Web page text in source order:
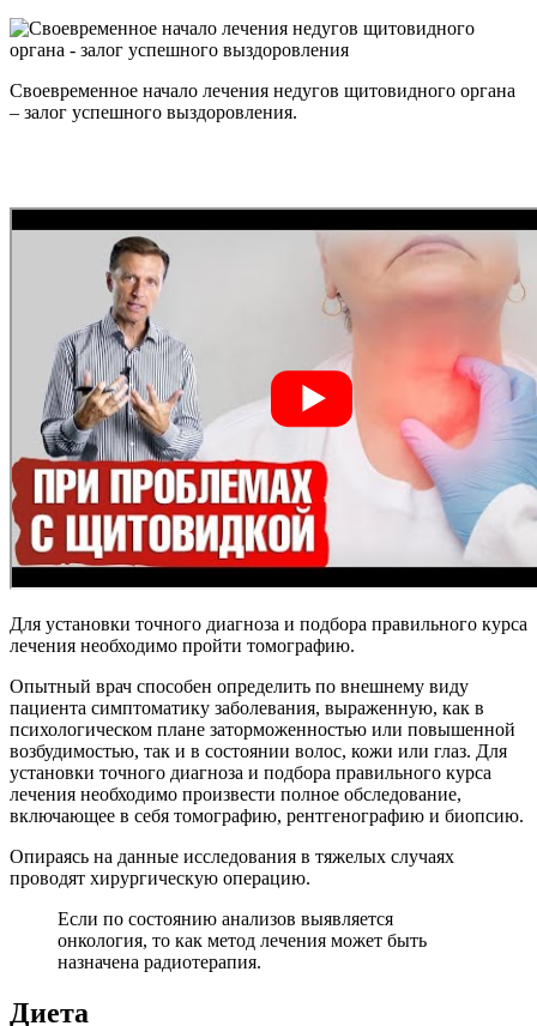
Своевременное начало лечения недугов щитовидного органа
– залог успешного выздоровления.
Для установки точного диагноза и подбора правильного курса
лечения необходимо пройти томографию.
Опытный врач способен определить по внешнему виду
пациента симптоматику заболевания, выраженную, как в
психологическом плане заторможенностью или повышенной
возбудимостью, так и в состоянии волос, кожи или глаз. Для
установки точного диагноза и подбора правильного курса
лечения необходимо произвести полное обследование,
включающее в себя томографию, рентгенографию и биопсию.
Опираясь на данные исследования в тяжелых случаях
проводят хирургическую операцию.
Если по состоянию анализов выявляется
онкология, то как метод лечения может быть
назначена радиотерапия.
Диета